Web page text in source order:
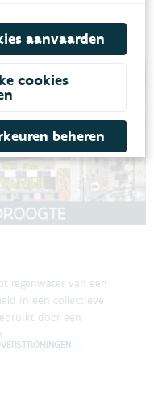
regenwater van een
in een collectieve
door een
aanvaarden
cookies
beheren